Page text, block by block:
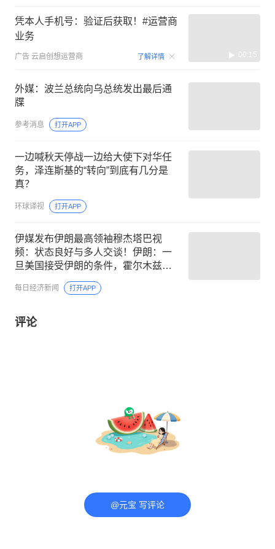
凭本人手机号：验证后获取！#运营商
业务
广告 云启创想运营商 了解详情 00:15
外媒：波兰总统向乌总统发出最后通
牒
参考消息 打开APP
一边喊秋天停战一边给大使下对华任
务，泽连斯基的“转向”到底有几分是
真？
环球译视 打开APP
伊媒发布伊朗最高领袖穆杰塔巴视
频：状态良好与多人交谈！伊朗：一
旦美国接受伊朗的条件，霍尔木兹必
每日经济新闻 打开APP
评论
@元宝 写评论